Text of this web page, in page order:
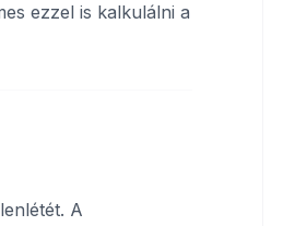
ezzel is kalkulálni a
A